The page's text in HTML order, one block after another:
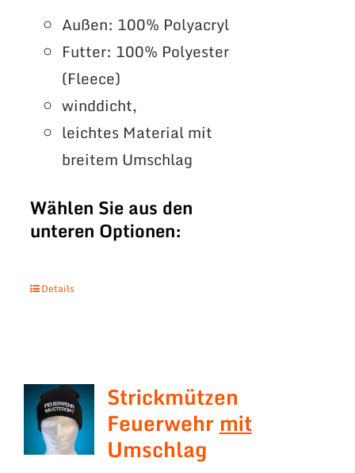
Außen: 100% Polyacryl
Futter: 100% Polyester
(Fleece)
winddicht,
leichtes Material mit
breitem Umschlag
Wählen Sie aus den
unteren Optionen:
Details
Strickmützen
Feuerwehr mit
Umschlag